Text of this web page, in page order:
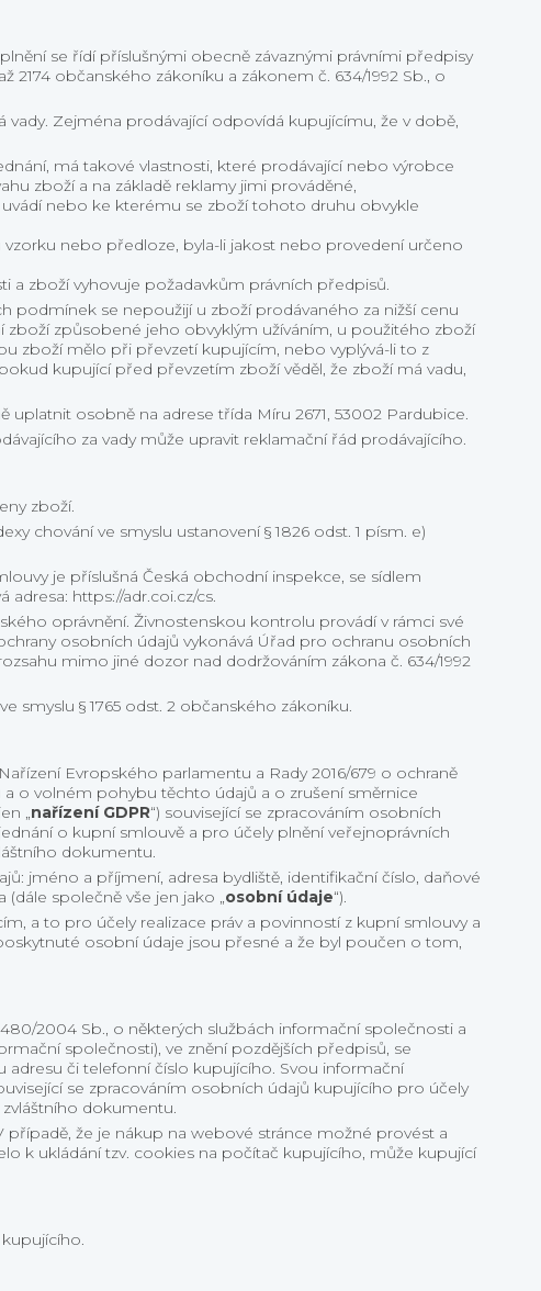
se řídí příslušnými obecně závaznými právními předpisy
až 2174 občanského zákoníku a zákonem č. 634/1992 Sb., o
Zejména prodávající odpovídá kupujícímu, že v době,
má takové vlastnosti, které prodávající nebo výrobce
zboží a na základě reklamy jimi prováděné,
nebo ke kterému se zboží tohoto druhu obvykle
nebo předloze, byla-li jakost nebo provedení určeno
zboží vyhovuje požadavkům právních předpisů.
podmínek se nepoužijí u zboží prodávaného za nižší cenu
způsobené jeho obvyklým užíváním, u použitého zboží
zboží mělo při převzetí kupujícím, nebo vyplývá-li to z
kupující před převzetím zboží věděl, že zboží má vadu,
osobně na adrese třída Míru 2671, 53002 Pardubice.
za vady může upravit reklamační řád prodávajícího.
zboží.
chování ve smyslu ustanovení § 1826 odst. 1 písm. e)
je příslušná Česká obchodní inspekce, se sídlem
adresa: https://adr.coi.cz/cs.
oprávnění. Živnostenskou kontrolu provádí v rámci své
osobních údajů vykonává Úřad pro ochranu osobních
mimo jiné dozor nad dodržováním zákona č. 634/1992
smyslu § 1765 odst. 2 občanského zákoníku.
Evropského parlamentu a Rady 2016/679 o ochraně
o volném pohybu těchto údajů a o zrušení směrnice
„nařízení GDPR“) související se zpracováním osobních
o kupní smlouvě a pro účely plnění veřejnoprávních
dokumentu.
jméno a příjmení, adresa bydliště, identifikační číslo, daňové
společně vše jen jako „osobní údaje“).
a to pro účely realizace práv a povinností z kupní smlouvy a
osobní údaje jsou přesné a že byl poučen o tom,
2004 Sb., o některých službách informační společnosti a
společnosti), ve znění pozdějších předpisů, se
či telefonní číslo kupujícího. Svou informační
se zpracováním osobních údajů kupujícího pro účely
dokumentu.
že je nákup na webové stránce možné provést a
k ukládání tzv. cookies na počítač kupujícího, může kupující